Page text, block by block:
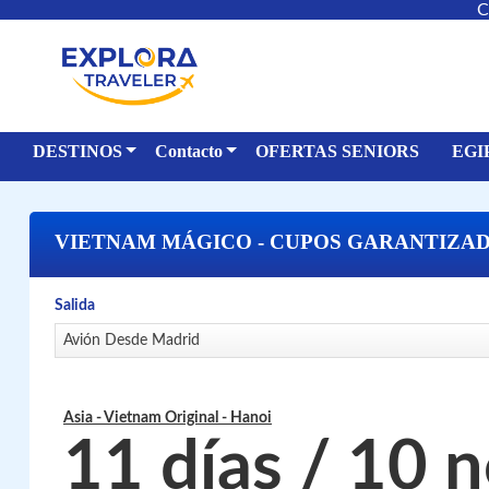
DESTINOS Contacto OFERTAS SENIORS
VIETNAM MÁGICO - CUPOS
Salida
Avión Desde Madrid
Asia - Vietnam Original - Hanoi
11 días / 10